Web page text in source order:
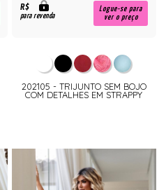
R$
para revenda
Logue-se para
ver o preço
202105 - TRIJUNTO SEM BOJO
COM DETALHES EM STRAPPY